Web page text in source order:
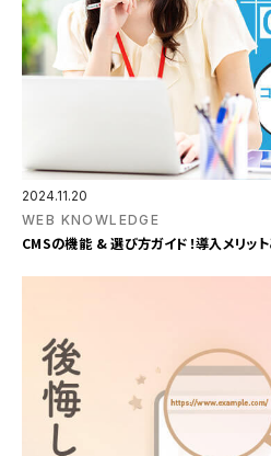
2024.11.20
WEB KNOWLEDGE
CMSの機能 & 選び方ガイド！導入メリッ